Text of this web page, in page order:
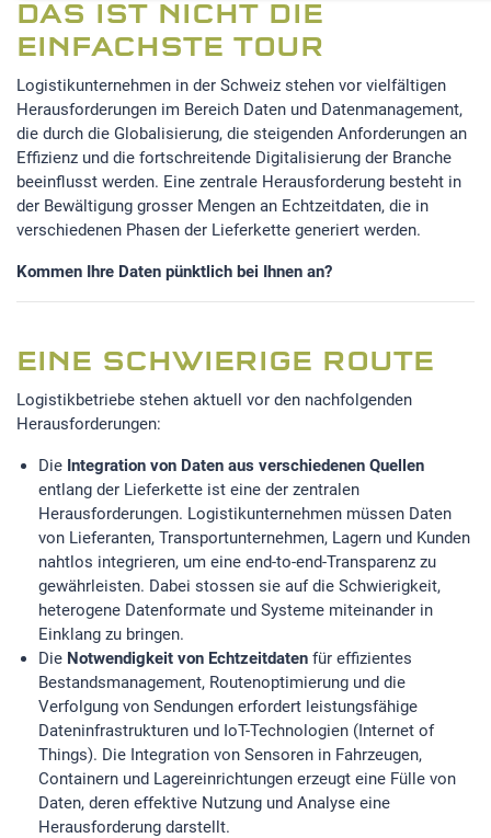
DAS IST NICHT DIE
EINFACHSTE TOUR
Logistikunternehmen in der Schweiz stehen vor vielfältigen
Herausforderungen im Bereich Daten und Datenmanagement,
die durch die Globalisierung, die steigenden Anforderungen an
Effizienz und die fortschreitende Digitalisierung der Branche
beeinflusst werden. Eine zentrale Herausforderung besteht in
der Bewältigung grosser Mengen an Echtzeitdaten, die in
verschiedenen Phasen der Lieferkette generiert werden.
Kommen Ihre Daten pünktlich bei Ihnen an?
EINE SCHWIERIGE ROUTE
Logistikbetriebe stehen aktuell vor den nachfolgenden
Herausforderungen:
Die Integration von Daten aus verschiedenen Quellen
entlang der Lieferkette ist eine der zentralen
Herausforderungen. Logistikunternehmen müssen Daten
von Lieferanten, Transportunternehmen, Lagern und Kunden
nahtlos integrieren, um eine end-to-end-Transparenz zu
gewährleisten. Dabei stossen sie auf die Schwierigkeit,
heterogene Datenformate und Systeme miteinander in
Einklang zu bringen.
Die Notwendigkeit von Echtzeitdaten für effizientes
Bestandsmanagement, Routenoptimierung und die
Verfolgung von Sendungen erfordert leistungsfähige
Dateninfrastrukturen und IoT-Technologien (Internet of
Things). Die Integration von Sensoren in Fahrzeugen,
Containern und Lagereinrichtungen erzeugt eine Fülle von
Daten, deren effektive Nutzung und Analyse eine
Herausforderung darstellt.
Notwendige Cookies ermöglichen grundlegende
Funktionen und sind für die einwandfreie Funktion der
Website erforderlich.
Einverständnis-Cookie
Name:
cookie_consent
Zweck:
Dieser Cookie speichert die ausgewählten
Einverständnis-Optionen des Benutzers
Cookie Laufzeit:
STATISTIK
Diese Informationen helfen uns zu verstehen, wie
unsere Besucher unsere Website nutzen.Statistik
Google Analytics
LinkedIn
MSCI Analytics
MARKETING
SalesViewer